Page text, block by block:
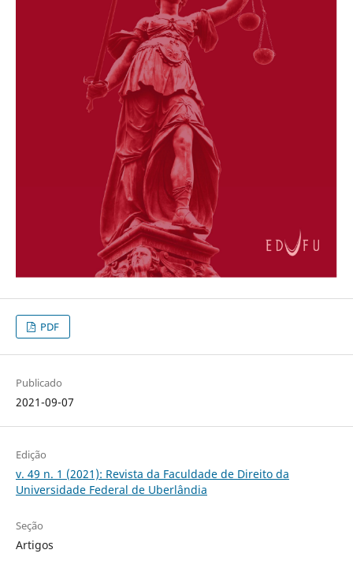
PDF
Publicado
2021-09-07
Edição
v. 49 n. 1 (2021): Revista da Faculdade de Direito da
Universidade Federal de Uberlândia
Seção
Artigos